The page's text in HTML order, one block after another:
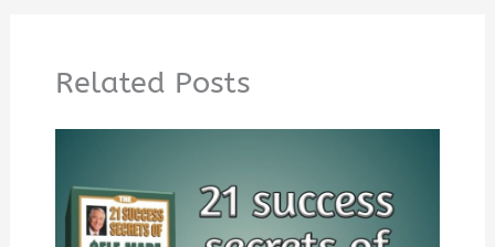
Related Posts